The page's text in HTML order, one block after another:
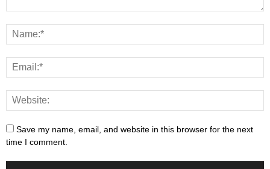
Save my name, email, and website in this browser for the next
time I comment.